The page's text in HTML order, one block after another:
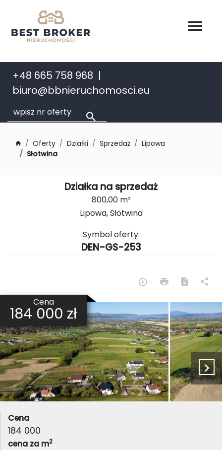
+48 665 758 968
biuro@bbnieruchomosci.eu
Oferty Działki Sprzedaż
Lipowa
Słotwina
Działka na sprzedaż
800,00 m²
Lipowa, Słotwina
Symbol oferty:
DEN-GS-253
Cena
184 000 zł
Cena
184 000
cena za m2